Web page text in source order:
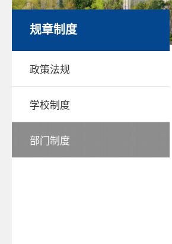
规章制度
政策法规
学校制度
部门制度